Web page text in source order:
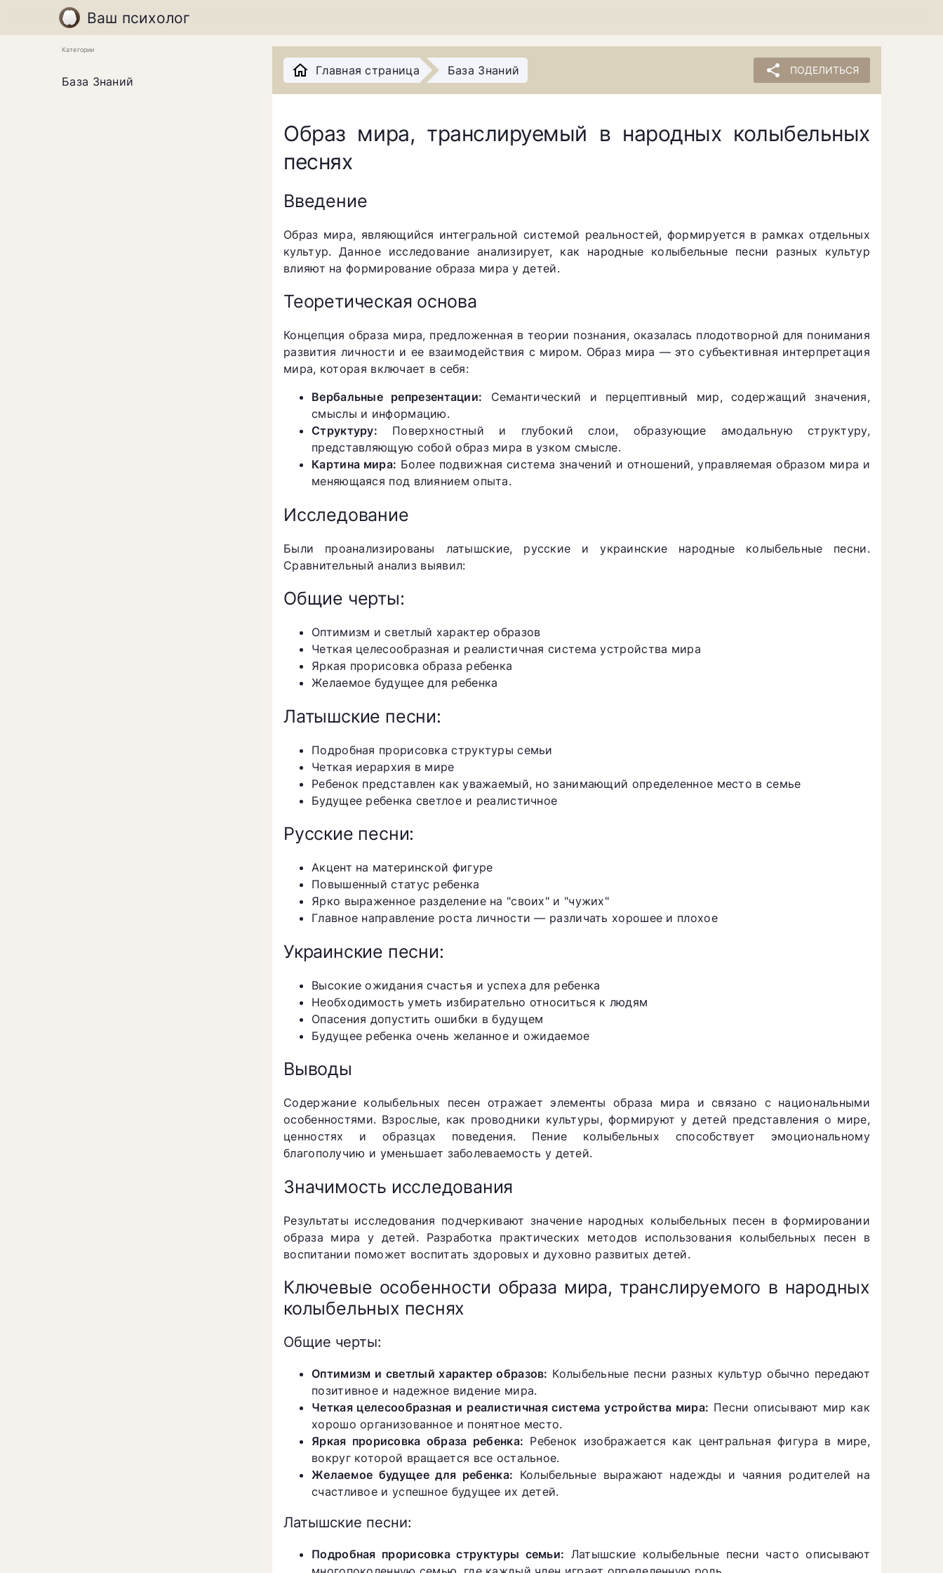
Ваш психолог
Категории
База Знаний
Главная страница База Знаний share ПОДЕЛИТЬСЯ
Образ мира, транслируемый в народных колыбельных
песнях
Введение
Образ мира, являющийся интегральной системой реальностей, формируется в рамках отдельных
культур. Данное исследование анализирует, как народные колыбельные песни разных культур
влияют на формирование образа мира у детей.
Теоретическая основа
Концепция образа мира, предложенная в теории познания, оказалась плодотворной для понимания
развития личности и ее взаимодействия с миром. Образ мира — это субъективная интерпретация
мира, которая включает в себя:
Вербальные репрезентации: Семантический и перцептивный мир, содержащий значения,
смыслы и информацию.
Структуру: Поверхностный и глубокий слои, образующие амодальную структуру,
представляющую собой образ мира в узком смысле.
Картина мира: Более подвижная система значений и отношений, управляемая образом мира и
меняющаяся под влиянием опыта.
Исследование
Были проанализированы латышские, русские и украинские народные колыбельные песни.
Сравнительный анализ выявил:
Общие черты:
Оптимизм и светлый характер образов
Четкая целесообразная и реалистичная система устройства мира
Яркая прорисовка образа ребенка
Желаемое будущее для ребенка
Латышские песни:
Подробная прорисовка структуры семьи
Четкая иерархия в мире
Ребенок представлен как уважаемый, но занимающий определенное место в семье
Будущее ребенка светлое и реалистичное
Русские песни:
Акцент на материнской фигуре
Повышенный статус ребенка
Ярко выраженное разделение на "своих" и "чужих"
Главное направление роста личности — различать хорошее и плохое
Украинские песни:
Высокие ожидания счастья и успеха для ребенка
Необходимость уметь избирательно относиться к людям
Опасения допустить ошибки в будущем
Будущее ребенка очень желанное и ожидаемое
Выводы
Содержание колыбельных песен отражает элементы образа мира и связано с национальными
особенностями. Взрослые, как проводники культуры, формируют у детей представления о мире,
ценностях и образцах поведения. Пение колыбельных способствует эмоциональному
благополучию и уменьшает заболеваемость у детей.
Значимость исследования
Результаты исследования подчеркивают значение народных колыбельных песен в формировании
образа мира у детей. Разработка практических методов использования колыбельных песен в
воспитании поможет воспитать здоровых и духовно развитых детей.
Ключевые особенности образа мира, транслируемого в народных
колыбельных песнях
Общие черты:
Оптимизм и светлый характер образов: Колыбельные песни разных культур обычно передают
позитивное и надежное видение мира.
Четкая целесообразная и реалистичная система устройства мира: Песни описывают мир как
хорошо организованное и понятное место.
Яркая прорисовка образа ребенка: Ребенок изображается как центральная фигура в мире,
вокруг которой вращается все остальное.
Желаемое будущее для ребенка: Колыбельные выражают надежды и чаяния родителей на
счастливое и успешное будущее их детей.
Латышские песни:
Подробная прорисовка структуры семьи: Латышские колыбельные песни часто описывают